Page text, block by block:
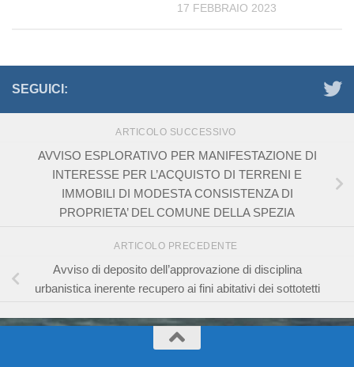
17 FEBBRAIO 2023
SEGUICI:
ARTICOLO SUCCESSIVO
AVVISO ESPLORATIVO PER MANIFESTAZIONE DI
INTERESSE PER L’ACQUISTO DI TERRENI E
IMMOBILI DI MODESTA CONSISTENZA DI
PROPRIETA’ DEL COMUNE DELLA SPEZIA
ARTICOLO PRECEDENTE
Avviso di deposito dell’approvazione di disciplina
urbanistica inerente recupero ai fini abitativi dei sottotetti